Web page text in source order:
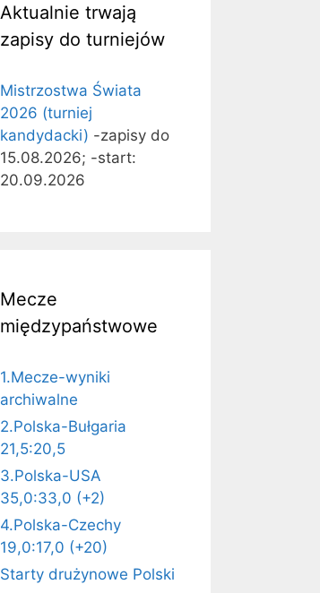
Aktualnie trwają
zapisy do turniejów
Mistrzostwa Świata
2026 (turniej
kandydacki) -zapisy do
15.08.2026; -start:
20.09.2026
Mecze
międzypaństwowe
1.Mecze-wyniki
archiwalne
2.Polska-Bułgaria
21,5:20,5
3.Polska-USA
35,0:33,0 (+2)
4.Polska-Czechy
19,0:17,0 (+20)
Starty drużynowe Polski